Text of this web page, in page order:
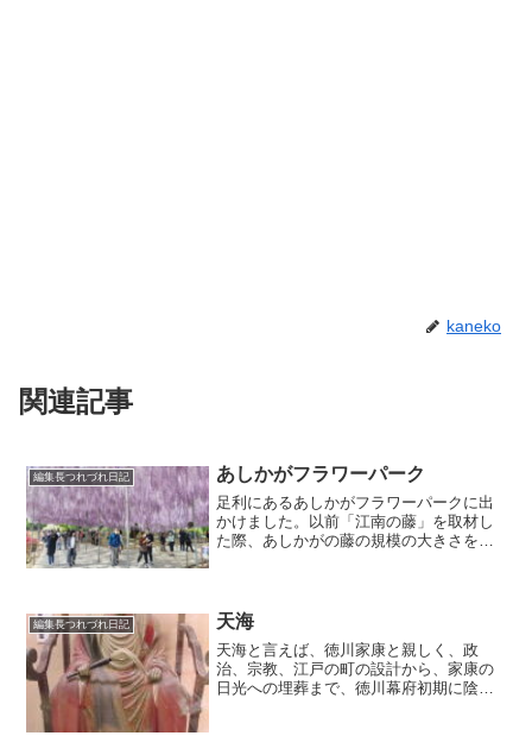
kaneko
関連記事
編集長つれづれ日記 あしかがフラワーパーク
足利にあるあしかがフラワーパークに出
かけました。以前「江南の藤」を取材し
た際、あしかがの藤の規模の大きさを聞
内は広く藤も数多くありま...
編集長つれづれ日記 天海
天海と言えば、徳川家康と親しく、政
治、宗教、江戸の町の設計から、家康の
日光への埋葬まで、徳川幕府初期に陰な